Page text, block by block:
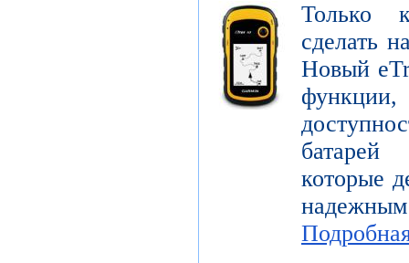
Только
сделать
Новый
которые